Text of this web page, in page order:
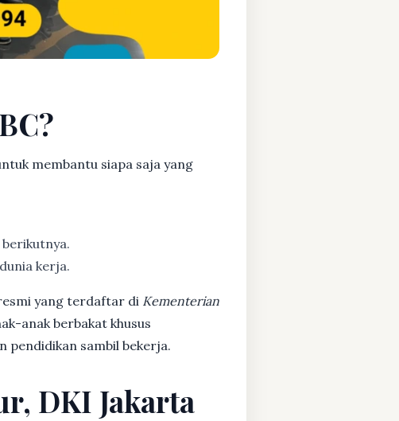
membantu siapa saja yang
kerja.
yang terdaftar di Kementerian
anak berbakat khusus
pendidikan sambil bekerja.
DKI Jakarta